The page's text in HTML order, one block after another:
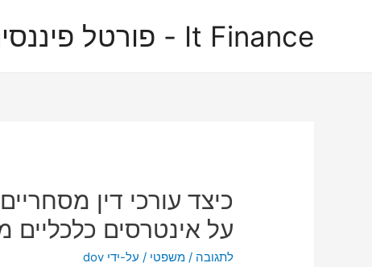
It Finance - פורטל פיננסים
כיצד עורכי דין
על אינטרסים כלכליים
לתגובה /משפטי / על-ידי dov